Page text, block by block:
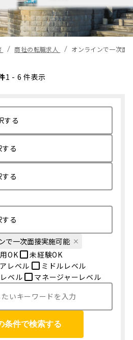
商社の転職求人 オンラインで一次面
1 - 6 件表示
する
る
る
る
で一次面接実施可能
OK
未経験OK
レベル
ミドルレベル
ベル
マネージャーレベル
条件で検索する